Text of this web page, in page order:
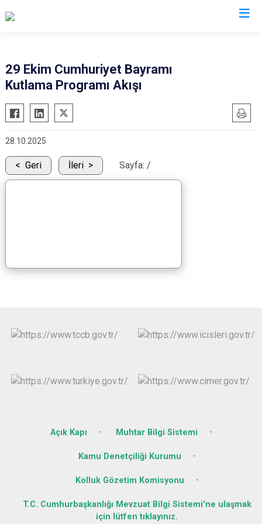
Cumayeri
Akçakoca
Gölyaka
Gümüşova
Kaynaşlı
29 Ekim Cumhuriyet Bayramı
Kutlama Programı Akışı
28.10.2025
Geri İleri Sayfa: /
Açık Kapı Muhtar Bilgi Sistemi
Kamu Denetçiliği Kurumu
Kolluk Gözetim Komisyonu
T.C. Cumhurbaşkanlığı Mevzuat Bilgi Sistemi'ne ulaşmak
için lütfen tıklayınız.